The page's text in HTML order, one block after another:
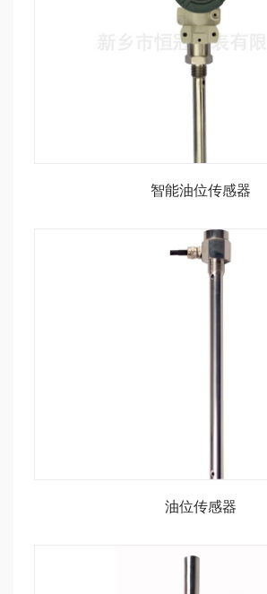
智能油位传感器
油位传感器